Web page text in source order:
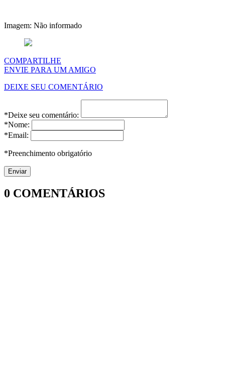
Imagem: Não informado
COMPARTILHE
ENVIE PARA UM AMIGO
DEIXE SEU COMENTÁRIO
*Deixe seu comentário:
*Nome:
*Email:
*Preenchimento obrigatório
0 COMENTÁRIOS